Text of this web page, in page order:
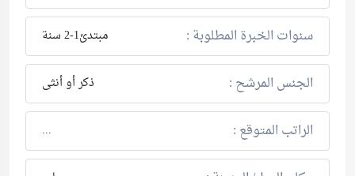
سنوات الخبرة المطلوبة : مبتدئ1-2 سنة
الجنس المرشح : ذكر أو أنثى
الراتب المتوقع : ...